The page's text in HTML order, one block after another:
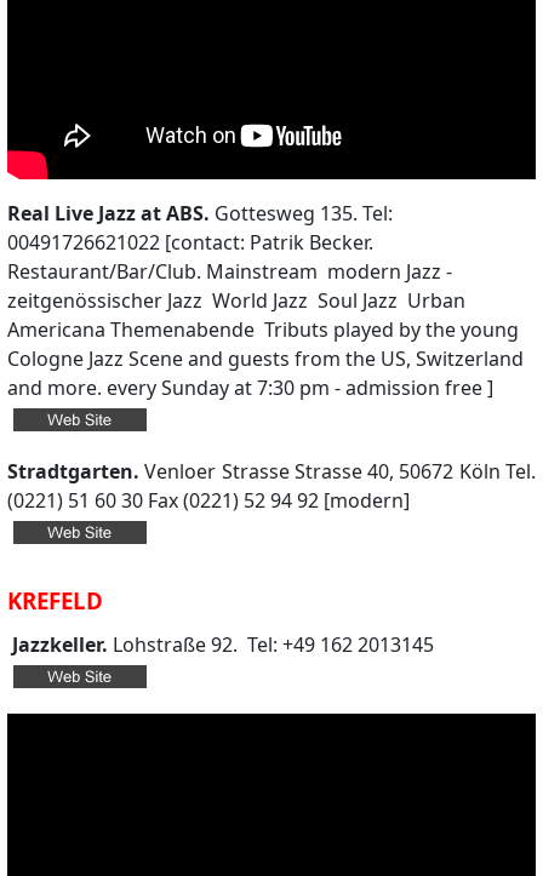
Real Live Jazz at ABS. Gottesweg 135. Tel:
00491726621022 [contact: Patrik Becker.
Restaurant/Bar/Club. Mainstream ­ modern Jazz ­
zeitgenössischer Jazz ­ World Jazz ­ Soul Jazz ­ Urban
Americana ­Themenabende ­ Tributs played by the young
Cologne Jazz Scene and guests from the US, Switzerland
and more. every Sunday at 7:30 pm - admission free ]
Stradtgarten. Venloer Strasse Strasse 40, 50672 Köln Tel.
(0221) 51 60 30 Fax (0221) 52 94 92 [modern]
KREFELD
Jazzkeller. Lohstraße 92. Tel: +49 162 2013145